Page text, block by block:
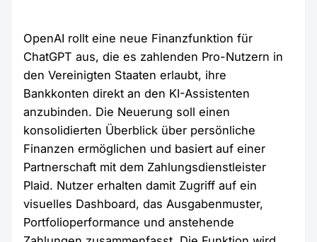
OpenAI rollt eine neue Finanzfunktion für
ChatGPT aus, die es zahlenden Pro-Nutzern in
den Vereinigten Staaten erlaubt, ihre
Bankkonten direkt an den KI-Assistenten
anzubinden. Die Neuerung soll einen
konsolidierten Überblick über persönliche
Finanzen ermöglichen und basiert auf einer
Partnerschaft mit dem Zahlungsdienstleister
Plaid. Nutzer erhalten damit Zugriff auf ein
visuelles Dashboard, das Ausgabenmuster,
Portfolioperformance und anstehende